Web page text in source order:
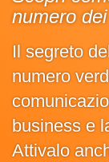
numero
Il segreto
numero
business e
Attivalo